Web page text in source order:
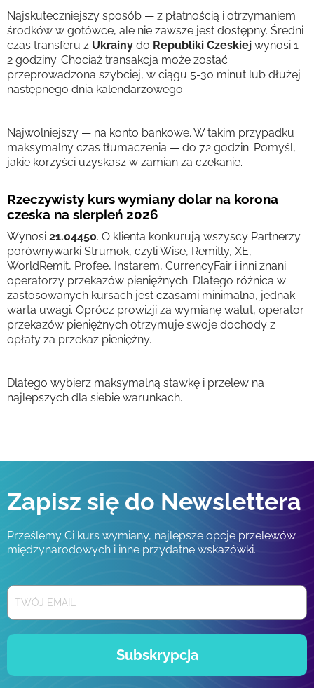
Najskuteczniejszy sposób — z płatnością i otrzymaniem
środków w gotówce, ale nie zawsze jest dostępny. Średni
czas transferu z Ukrainy do Republiki Czeskiej wynosi 1-
2 godziny. Chociaż transakcja może zostać
przeprowadzona szybciej, w ciągu 5-30 minut lub dłużej
następnego dnia kalendarzowego.
Najwolniejszy — na konto bankowe. W takim przypadku
maksymalny czas tłumaczenia — do 72 godzin. Pomyśl,
jakie korzyści uzyskasz w zamian za czekanie.
Rzeczywisty kurs wymiany dolar na korona
czeska na sierpień 2026
Wynosi 21.04450. O klienta konkurują wszyscy Partnerzy
porównywarki Strumok, czyli Wise, Remitly, XE,
WorldRemit, Profee, Instarem, CurrencyFair i inni znani
operatorzy przekazów pieniężnych. Dlatego różnica w
zastosowanych kursach jest czasami minimalna, jednak
warta uwagi. Oprócz prowizji za wymianę walut, operator
przekazów pieniężnych otrzymuje swoje dochody z
opłaty za przekaz pieniężny.
Dlatego wybierz maksymalną stawkę i przelew na
najlepszych dla siebie warunkach.
Zapisz się do Newslettera
Prześlemy Ci kurs wymiany, najlepsze opcje przelewów
międzynarodowych i inne przydatne wskazówki.
Subskrypcja